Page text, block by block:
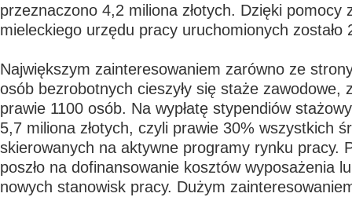
przeznaczono 4,2 miliona złotych. Dzięki pomocy
mieleckiego urzędu pracy uruchomionych zostało
Największym zainteresowaniem zarówno ze
osób bezrobotnych cieszyły się staże zawodowe,
prawie 1100 osób. Na wypłatę stypendiów
5,7 miliona złotych, czyli prawie 30% wszystkich
skierowanych na aktywne programy rynku pracy.
poszło na dofinansowanie kosztów wyposażenia
nowych stanowisk pracy. Dużym